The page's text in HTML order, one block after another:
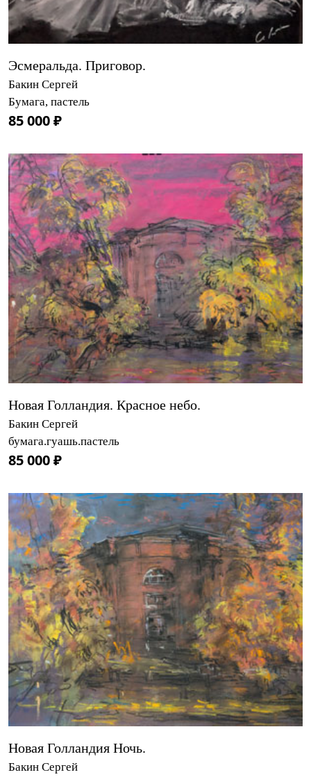
Эсмеральда. Приговор.
Бакин Сергей
Бумага, пастель
85 000 ₽
Новая Голландия. Красное небо.
Бакин Сергей
бумага.гуашь.пастель
85 000 ₽
Новая Голландия Ночь.
Бакин Сергей